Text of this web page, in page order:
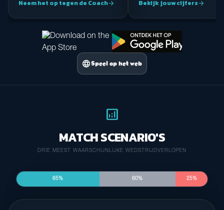
Neem het op tegen de Coacharrow_forward Bekijk jouw cijfersarrow_forward
languageSpeel op het web
analytics
MATCH SCENARIO'S
DRIE MEEST WAARSCHIJNLIJKE WEDSTRIJDVERLOPEN
65% 60% 25%